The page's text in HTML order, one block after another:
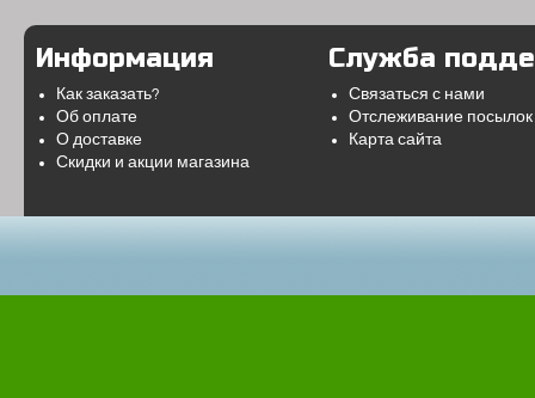
Информация
Как заказать?
Об оплате
О доставке
Скидки и акции магазина
Служба
Связаться с нами
Отслеживание посылок
Карта сайта